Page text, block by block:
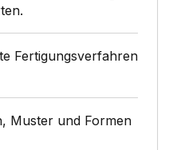
Fertigungsverfahren
Muster und Formen